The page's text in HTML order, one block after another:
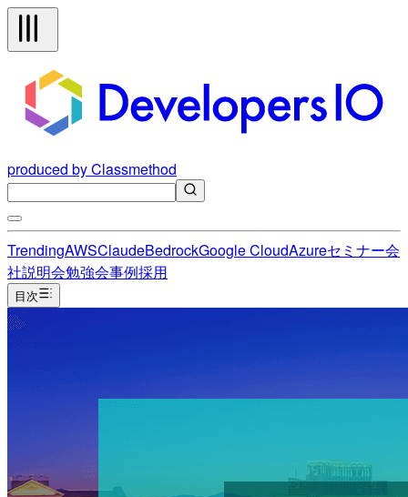
produced by Classmethod
TrendingAWSClaudeBedrockGoogle CloudAzureセミナー会
社説明会勉強会事例採用
目次